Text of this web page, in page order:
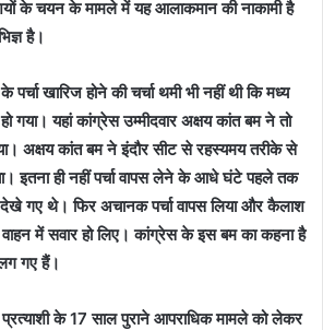
के चयन के मामले में यह आलाकमान की नाकामी है
है।
खारिज होने की चर्चा थमी भी नहीं थी कि मध्य
गया। यहां कांग्रेस उम्मीदवार अक्षय कांत बम ने तो
अक्षय कांत बम ने इंदौर सीट से रहस्यमय तरीके से
इतना ही नहीं पर्चा वापस लेने के आधे घंटे पहले तक
गए थे। फिर अचानक पर्चा वापस लिया और कैलाश
में सवार हो लिए। कांग्रेस के इस बम का कहना है
गए हैं।
के 17 साल पुराने आपराधिक मामले को लेकर